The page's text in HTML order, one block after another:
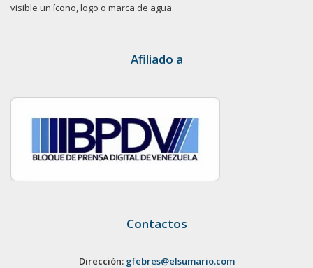
visible un ícono, logo o marca de agua.
Afiliado a
Contactos
Dirección: gfebres@elsumario.com